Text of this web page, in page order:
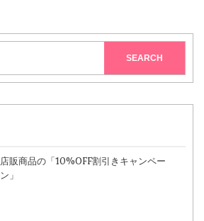
店販商品の「10%OFF割引きキャンペー
ン」